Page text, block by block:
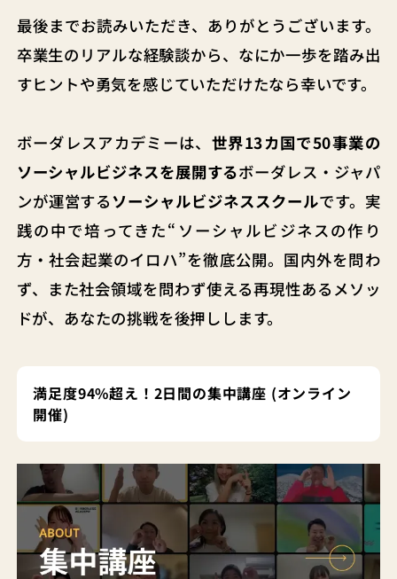
最後までお読みいただき、ありがとうございます。
卒業生のリアルな経験談から、なにか一歩を踏み出
すヒントや勇気を感じていただけたなら幸いです。
ボーダレスアカデミーは、 世界13カ国で50事業の
ソーシャルビジネスを展開するボーダレス・ジャパ
ンが運営するソーシャルビジネススクールです。実
践の中で培ってきた“ソーシャルビジネスの作り
方・社会起業のイロハ”を徹底公開。国内外を問わ
ず、また社会領域を問わず使える再現性あるメソッ
ドが、あなたの挑戦を後押しします。
満足度94%超え！2日間の集中講座 (オンライン
開催)